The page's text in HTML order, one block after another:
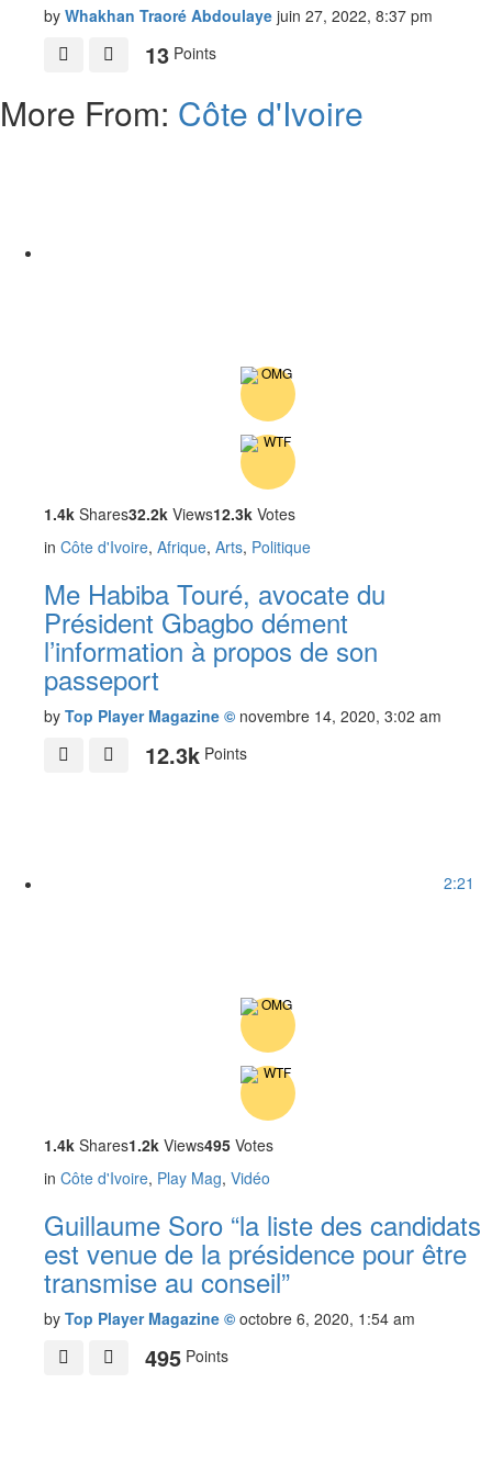
by Whakhan Traoré Abdoulaye juin 27, 2022, 8:37 pm
13 Points
More From: Côte d'Ivoire
1.4k Shares32.2k Views12.3k Votes
in Côte d'Ivoire, Afrique, Arts, Politique
Me Habiba Touré, avocate du
Président Gbagbo dément
l’information à propos de son
passeport
by Top Player Magazine © novembre 14, 2020, 3:02 am
12.3k Points
2:21
1.4k Shares1.2k Views495 Votes
in Côte d'Ivoire, Play Mag, Vidéo
Guillaume Soro “la liste des candidats
est venue de la présidence pour être
transmise au conseil”
by Top Player Magazine © octobre 6, 2020, 1:54 am
495 Points